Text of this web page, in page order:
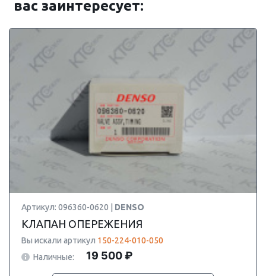
вас заинтересует:
Артикул: 096360-0620 | DENSO
КЛАПАН ОПЕРЕЖЕНИЯ
Вы искали артикул 150-224-010-050
Наличные:
19 500 ₽